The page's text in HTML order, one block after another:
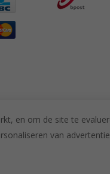
en om de site te
van